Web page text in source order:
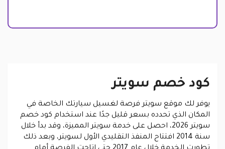
كود خصم سويتر
يوفر لك موقع سويتر فرصة لغسيل سيارتك الخاصة في
المكان الذي تحدده بسعر قليل جدًا عند استخدام كود خصم
سويتر 2026، احصل على خدمة سويتر المميزة، وقد بدأ خلال
سنة 2014 افتتاح المنفذ التقليدي الأول لسويتر، وبعد ذلك